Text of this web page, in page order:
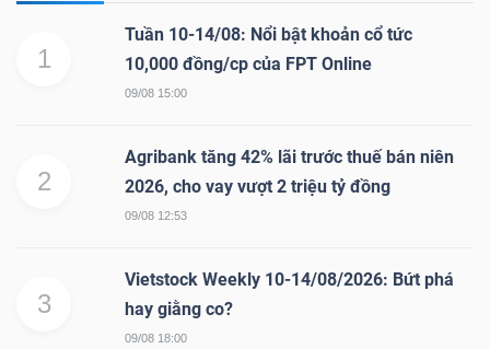
1
Tuần 10-14/08: Nổi bật khoản cổ tức
10,000 đồng/cp của FPT Online
09/08 15:00
2
Agribank tăng 42% lãi trước thuế bán niên
2026, cho vay vượt 2 triệu tỷ đồng
09/08 12:53
3
Vietstock Weekly 10-14/08/2026: Bứt phá
hay giằng co?
09/08 18:00
chính